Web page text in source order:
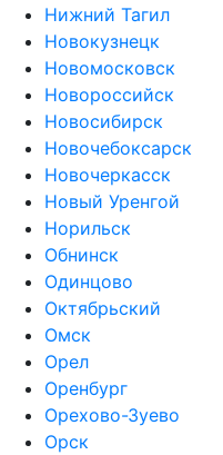
Нижний Тагил
Новокузнецк
Новомосковск
Новороссийск
Новосибирск
Новочебоксарск
Новочеркасск
Новый Уренгой
Норильск
Обнинск
Одинцово
Октябрьский
Омск
Орел
Оренбург
Орехово-Зуево
Орск